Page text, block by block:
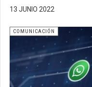
13 JUNIO 2022
COMUNICACIÓN